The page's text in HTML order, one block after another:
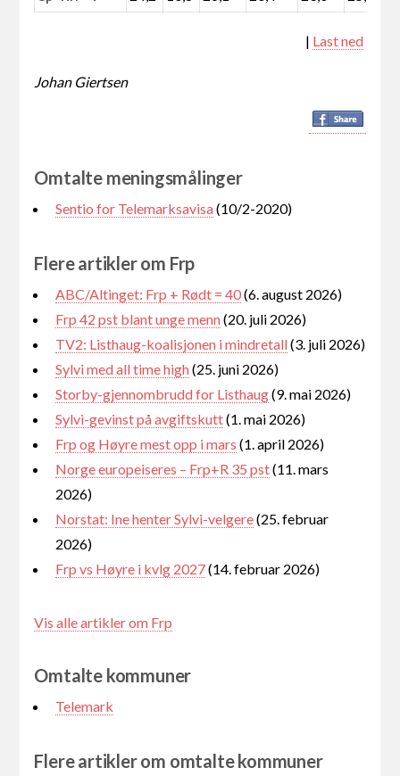
| Last ned
Johan Giertsen
Omtalte meningsmålinger
Sentio for Telemarksavisa(10/2-2020)
Flere artikler om Frp
ABC/Altinget: Frp + Rødt = 40(6. august 2026)
Frp 42 pst blant unge menn(20. juli 2026)
TV2: Listhaug-koalisjonen i mindretall(3. juli 2026)
Sylvi med all time high(25. juni 2026)
Storby-gjennombrudd for Listhaug(9. mai 2026)
Sylvi-gevinst på avgiftskutt(1. mai 2026)
Frp og Høyre mest opp i mars (1. april 2026)
Norge europeiseres – Frp+R 35 pst(11. mars
2026)
Norstat: Ine henter Sylvi-velgere(25. februar
2026)
Frp vs Høyre i kvlg 2027(14. februar 2026)
Vis alle artikler om Frp
Omtalte kommuner
Telemark
Flere artikler om omtalte kommuner